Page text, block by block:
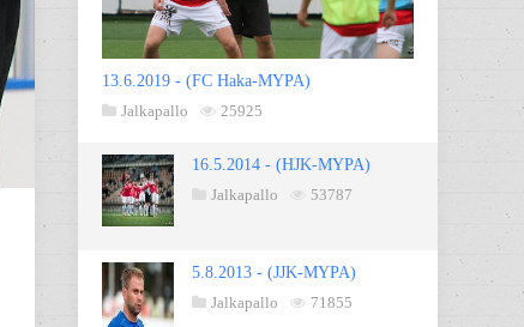
13.6.2019 - (FC Haka-MYPA)
Jalkapallo
25925
16.5.2014 - (HJK-MYPA)
Jalkapallo
53787
5.8.2013 - (JJK-MYPA)
Jalkapallo
71855